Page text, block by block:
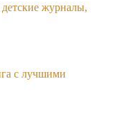
журналы,
с лучшими